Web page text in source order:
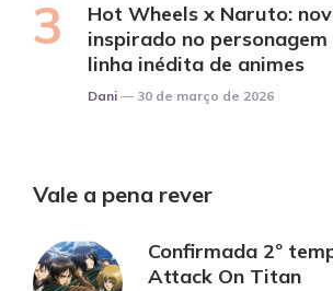
Hot Wheels x Naruto:
inspirado no
linha inédita de animes
Posted
Dani 30 de março de 2026
Vale a pena rever
Confirmada 2º
Attack On Titan